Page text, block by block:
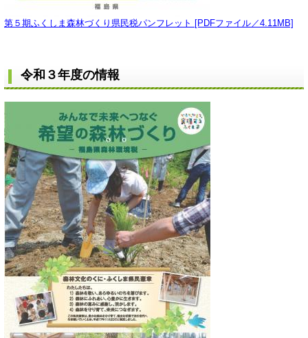
第５期ふくしま森林づくり県民税パンフレット [PDFファイル／4.11MB]
令和３年度の情報